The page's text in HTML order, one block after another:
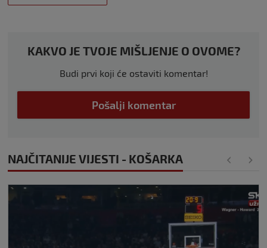
KAKVO JE TVOJE MIŠLJENJE O OVOME?
Budi prvi koji će ostaviti komentar!
Pošalji komentar
NAJČITANIJE VIJESTI - KOŠARKA